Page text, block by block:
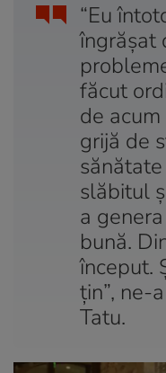
“Eu
îngrășat
făcut
de
grijă de
slăbitul
a
bună.
început.
țin”, ne-
Tatu.